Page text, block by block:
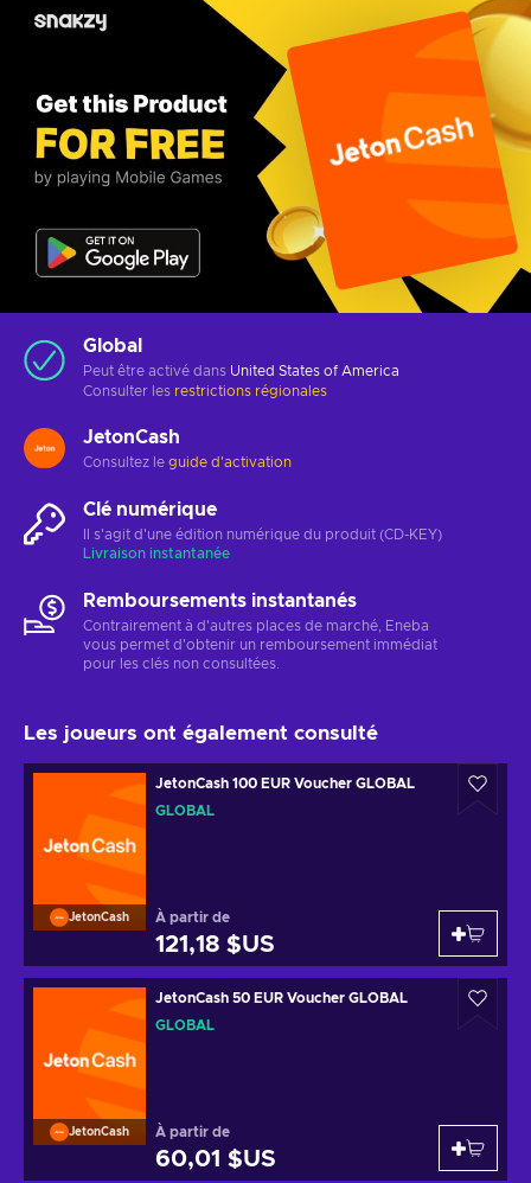
Global
Peut être activé dans United States of America
Consulter les restrictions régionales
JetonCash
Consultez le guide d'activation
Clé numérique
Il s'agit d'une édition numérique du produit (CD-KEY)
Livraison instantanée
Remboursements instantanés
Contrairement à d'autres places de marché, Eneba
vous permet d'obtenir un remboursement immédiat
pour les clés non consultées.
Les joueurs ont également consulté
JetonCash
JetonCash 100 EUR Voucher GLOBAL
GLOBAL
À partir de
121,18 $US
JetonCash
JetonCash 50 EUR Voucher GLOBAL
GLOBAL
À partir de
60,01 $US